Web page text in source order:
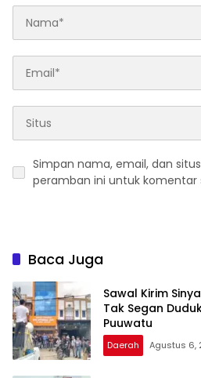
Simpan nama, email, dan
peramban ini untuk komentar
Baca Juga
Sawal Kirim
Tak Segan
Puuwatu
Daerah Agustus 6,